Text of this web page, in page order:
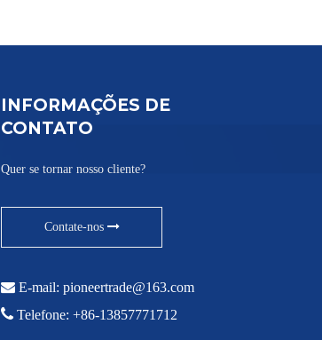
INFORMAÇÕES DE
CONTATO
Quer se tornar nosso cliente?
Contate-nos
 E-mail: pioneertrade@163.com
 Telefone: +86-13857771712